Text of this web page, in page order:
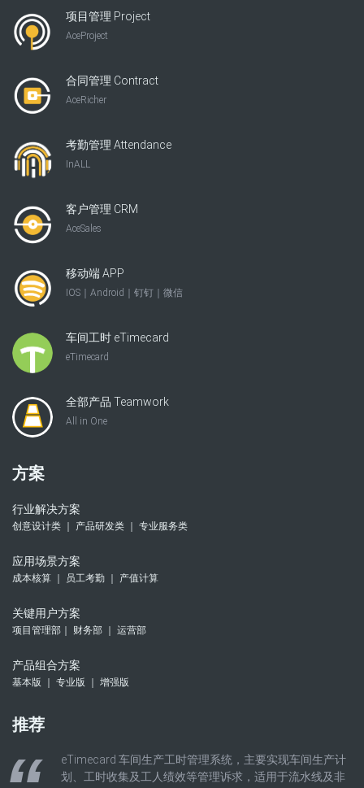
项目管理 Project
AceProject
合同管理 Contract
AceRicher
考勤管理 Attendance
InALL
客户管理 CRM
AceSales
移动端 APP
IOS｜Android｜钉钉｜微信
车间工时 eTimecard
eTimecard
全部产品 Teamwork
All in One
方案
行业解决方案
创意设计类 ｜ 产品研发类 ｜ 专业服务类
应用场景方案
成本核算 ｜ 员工考勤 ｜ 产值计算
关键用户方案
项目管理部｜ 财务部 ｜ 运营部
产品组合方案
基本版 ｜ 专业版 ｜ 增强版
推荐
eTimecard 车间生产工时管理系统，主要实现车间生产计
划、工时收集及工人绩效等管理诉求，适用于流水线及非